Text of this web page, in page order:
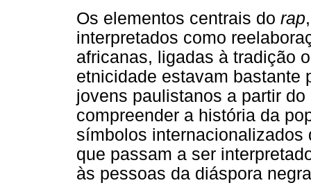
Os elementos centrais do rap
interpretados como
africanas, ligadas à tradição
etnicidade estavam
jovens paulistanos a partir
compreender a história da
símbolos internacionalizados
que passam a ser
às pessoas da diáspora